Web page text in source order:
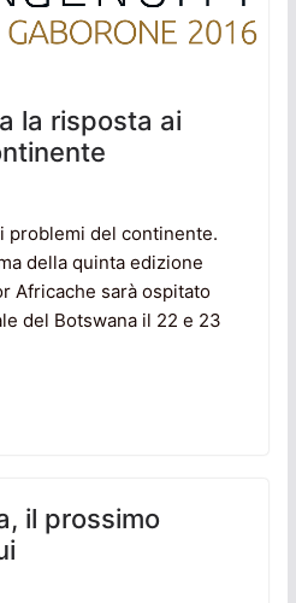
la risposta ai
problemi del continente.
della quinta edizione
Africache sarà ospitato
del Botswana il 22 e 23
il prossimo